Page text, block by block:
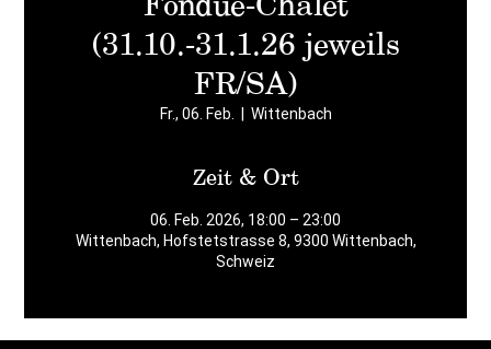
(31.10.-31.1.26 jeweils
FR/SA)
Fr., 06. Feb. Wittenbach
Zeit & Ort
06. Feb. 2026, 18:00 – 23:00
Wittenbach, Hofstetstrasse 8, 9300 Wittenbach,
Schweiz